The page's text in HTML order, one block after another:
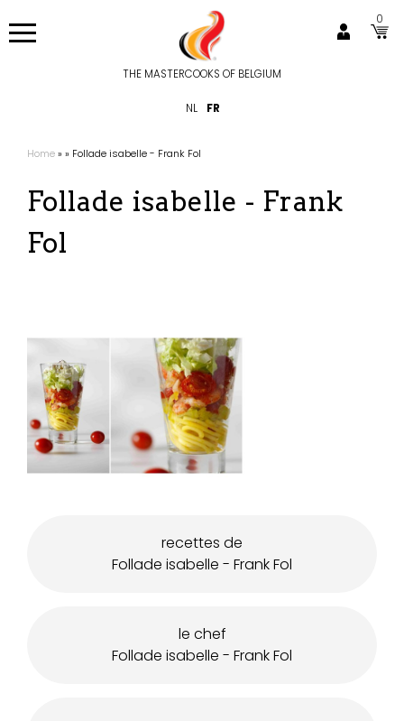
au
THE MASTERCOOKS OF BELGIUM
0
NL FR
Fil
d'Ariane
Home Follade isabelle - Frank Fol
Follade isabelle - Frank
Fol
recettes de
Follade isabelle - Frank Fol
le chef
Follade isabelle - Frank Fol